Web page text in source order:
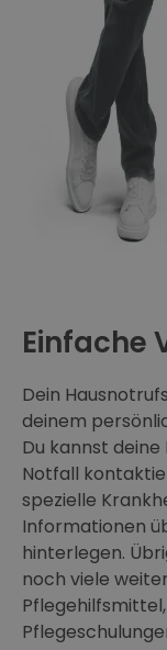
Einfache
Dein
deinem
Du kannst
Notfall
spezielle
Informationen
hinterlegen.
noch viele